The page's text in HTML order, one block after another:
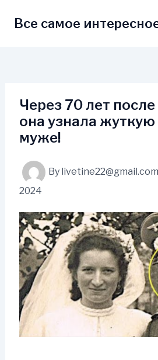
Все самое
Через 70 лет
она узнала жуткую
муже!
By livetine22@gmail.com
2024